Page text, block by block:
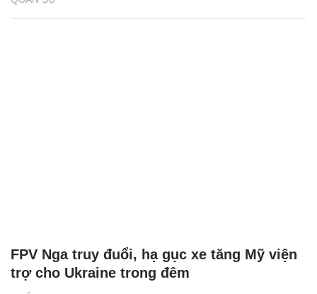
FPV Nga truy đuổi, hạ gục xe tăng Mỹ viện
trợ cho Ukraine trong đêm